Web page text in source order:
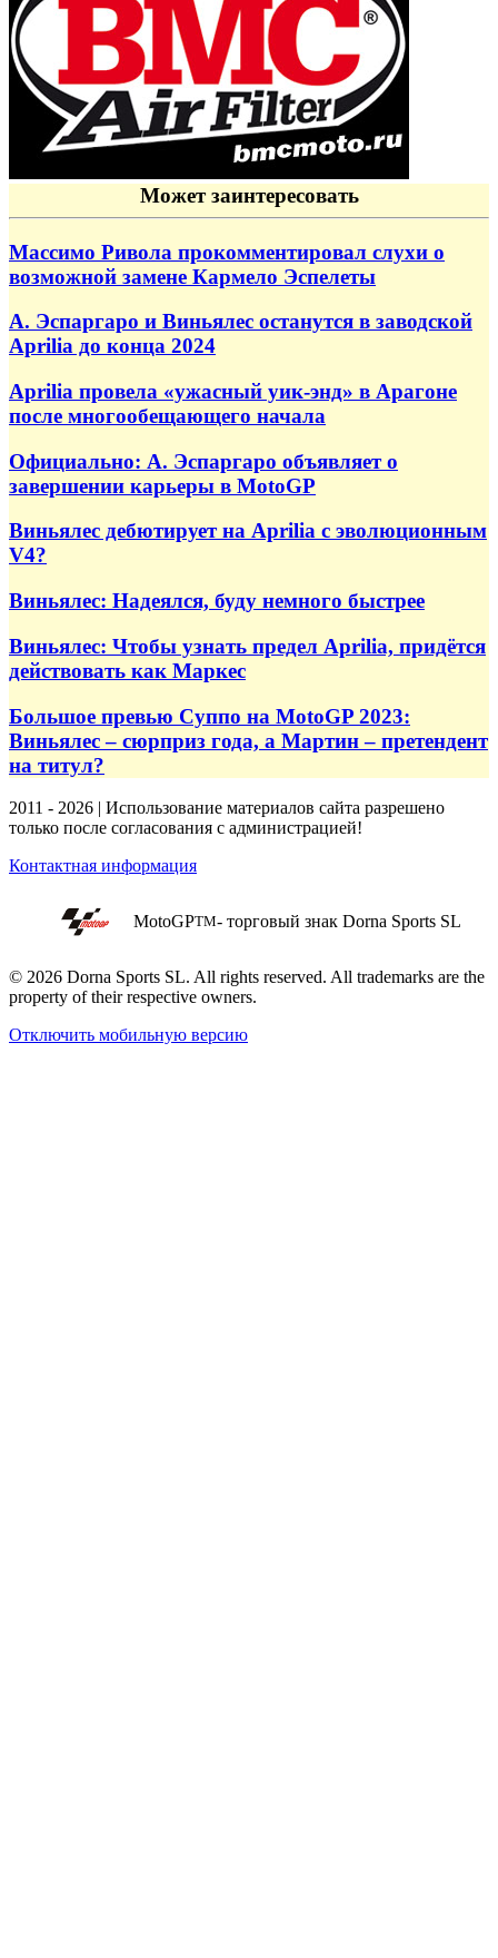
Может заинтересовать
Массимо Ривола прокомментировал слухи о
возможной замене Кармело Эспелеты
А. Эспаргаро и Виньялес останутся в заводской
Aprilia до конца 2024
Aprilia провела «ужасный уик-энд» в Арагоне
после многообещающего начала
Официально: А. Эспаргаро объявляет о
завершении карьеры в MotoGP
Виньялес дебютирует на Aprilia с эволюционным
V4?
Виньялес: Надеялся, буду немного быстрее
Виньялес: Чтобы узнать предел Aprilia, придётся
действовать как Маркес
Большое превью Суппо на MotoGP 2023:
Виньялес – сюрприз года, а Мартин – претендент
на титул?
2011 - 2026 | Использование материалов сайта разрешено
только после согласования с администрацией!
Контактная информация
MotoGPTM- торговый знак Dorna Sports SL
© 2026 Dorna Sports SL. All rights reserved. All trademarks are the
property of their respective owners.
Отключить мобильную версию